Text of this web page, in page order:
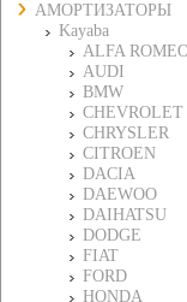
АМОРТИЗАТОРЫ
Kayaba
ALFA
AUDI
BMW
CHEVROLET
CHRYSLER
CITROEN
DACIA
DAEWOO
DAIHATSU
DODGE
FIAT
FORD
HONDA